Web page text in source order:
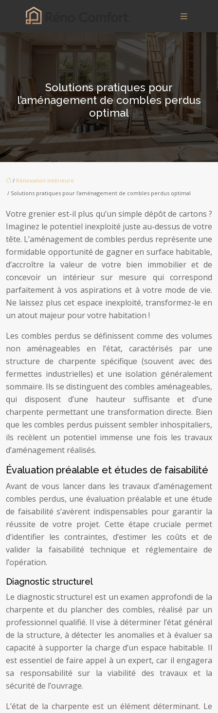
Solutions pratiques pour
l’aménagement de combles perdus
optimal
/ Rénovation intérieure
/ Solutions pratiques pour l’aménagement de combles perdus optimal
Votre grenier est-il plus qu’un simple dépôt de cartons ?
Imaginez le potentiel inexploité juste au-dessus de votre
tête. L’aménagement de combles perdus représente une
formidable opportunité de gagner en surface habitable,
d’accroître la valeur de votre bien immobilier et de
concevoir un intérieur sur mesure qui correspond
parfaitement à vos aspirations et à votre mode de vie.
Ne laissez plus cet espace inexploité, transformez-le en
un atout majeur pour votre habitation !
Les combles perdus se définissent comme des volumes
non aménageables en l’état, caractérisés par une
structure de charpente spécifique (souvent avec des
fermettes industrielles) et une isolation généralement
sommaire. Ils se distinguent des combles aménageables,
qui disposent d’une hauteur suffisante et d’une
charpente permettant une transformation directe. Bien
que les combles perdus puissent sembler inhospitaliers,
ils recèlent un potentiel immense une fois les travaux
d’aménagement réalisés.
Évaluation préalable et études de faisabilité
Avant de vous lancer dans les travaux d’aménagement
combles perdus, une évaluation préalable et une étude
de faisabilité s’avèrent indispensables pour garantir la
réussite de votre projet. Cette étape cruciale permet
d’identifier les contraintes, d’estimer les coûts et de
valider la faisabilité technique et réglementaire de
l’opération.
Diagnostic structurel
Le diagnostic structurel est un examen approfondi de la
charpente et du plancher des combles, réalisé par un
professionnel qualifié. Il vise à déterminer l’état général
de la structure, à détecter les anomalies et à évaluer sa
capacité à supporter la charge d’un espace habitable. Il
est essentiel de faire appel à un expert, car il engagera
sa responsabilité sur la viabilité des travaux et la
sécurité de l’ouvrage.
L’état de la charpente est un élément déterminant. Le